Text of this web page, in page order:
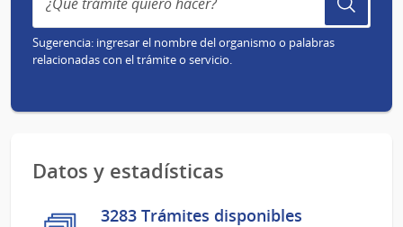
Sugerencia: ingresar el nombre del organismo o palabras
relacionadas con el trámite o servicio.
Datos y estadísticas
3283 Trámites disponibles